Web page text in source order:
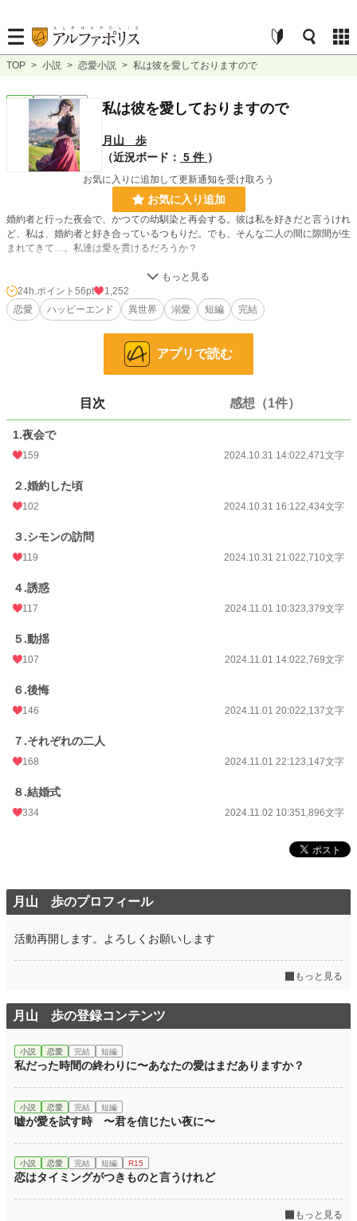
TOP > 小説 > 恋愛小説 > 私は彼を愛しておりますので
完結 短編 私は彼を愛しておりますので
月山 歩
（近況ボード： 5 件 ）
お気に入りに追加して更新通知を受け取ろう
お気に入り追加
婚約者と行った夜会で、かつての幼馴染と再会する。彼は私を好きだと言うけれ
ど、私は、婚約者と好き合っているつもりだ。でも、そんな二人の間に隙間が生
まれてきて…。私達は愛を貫けるだろうか？
15,772 位 / 228,908 件
恋愛 7,029 位 / 66,389 件
20,943
更新日時 2024.11.02 10:35
初回公開日時
初回完結日時 2024.11.02 10:36
週間ポイント
月間ポイント 2,913 pt (12,455 位)
年間ポイント
累計ポイント
24h.ポイント 56pt
1,252
恋愛
ハッピーエンド 異世界 溺愛 短編 完結
アプリで読む
目次 感想（1件）
1.夜会で
159 2024.10.31 14:022,471文字
２.婚約した頃
102 2024.10.31 16:122,434文字
３.シモンの訪問
119 2024.10.31 21:022,710文字
４.誘惑
117 2024.11.01 10:323,379文字
５.動揺
107 2024.11.01 14:022,769文字
６.後悔
146 2024.11.01 20:022,137文字
７.それぞれの二人
168 2024.11.01 22:123,147文字
８.結婚式
334 2024.11.02 10:351,896文字
月山 歩のプロフィール
活動再開します。よろしくお願いします
もっと見る
月山 歩の登録コンテンツ
小説 恋愛 完結 短編
私だった時間の終わりに〜あなたの愛はまだありますか？
小説 恋愛 完結 短編
嘘が愛を試す時 〜君を信じたい夜に〜
小説 恋愛 完結 短編 R15
恋はタイミングがつきものと言うけれど
もっと見る